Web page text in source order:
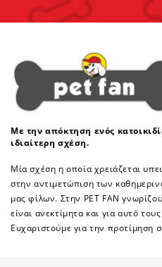
Με την απόκτηση ενός
ιδιαίτερη σχέση.
Μία σχέση η οποία χρειάζεται
στην αντιμετώπιση των
μας φίλων. Στην PET FAN
είναι ανεκτίμητα και για αυτό
Ευχαριστούμε για την προτίμηση